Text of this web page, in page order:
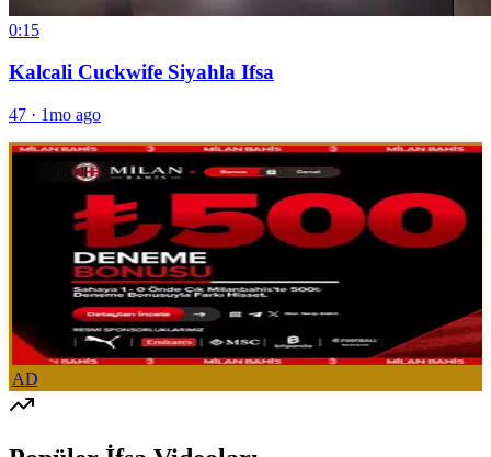
0:15
Kalcali Cuckwife Siyahla Ifsa
47 · 1mo ago
AD